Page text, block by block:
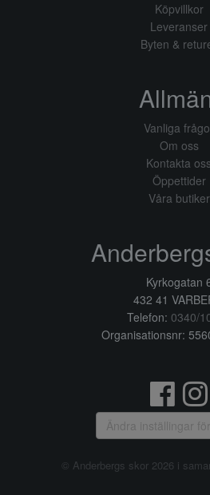
Köpvillkor
Leveranser
Byten &
Vanliga
Om oss
Kontakta oss
Öppettider
Våra butiker
Kyrkogatan
432 41
Telefon: 0340/
Organisationsnr:
Ändra inställingar
© Anderbergs skor 2026 i